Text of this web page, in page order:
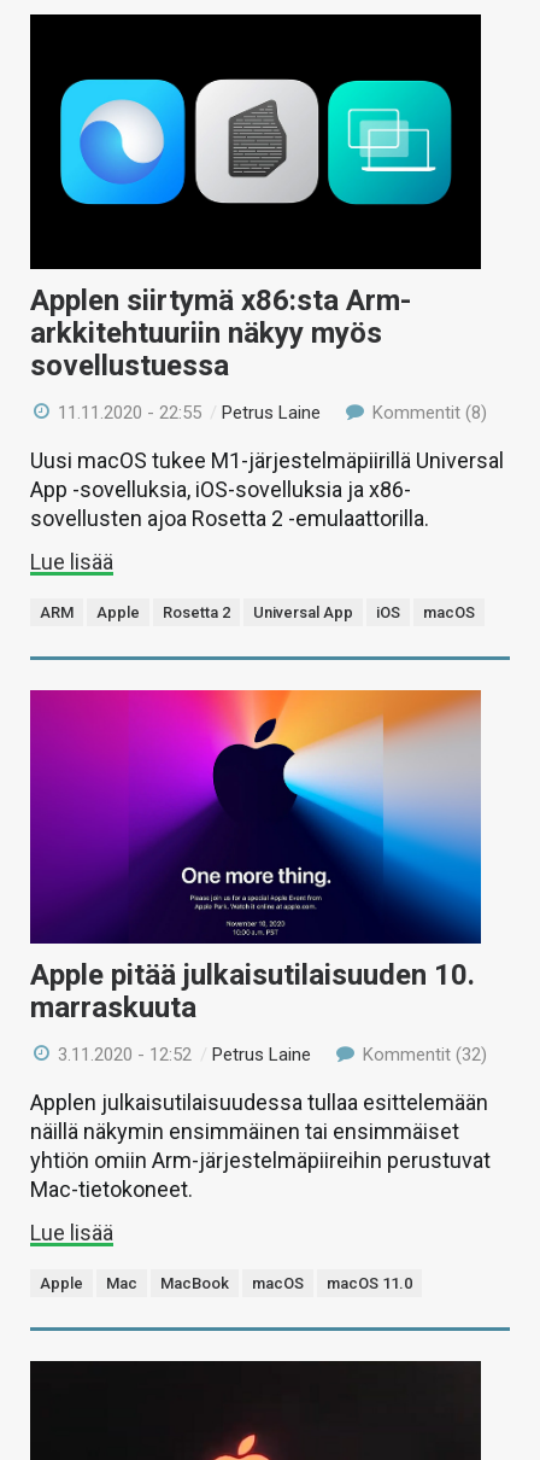
Applen siirtymä x86:sta Arm-
arkkitehtuuriin näkyy myös
sovellustuessa
11.11.2020 - 22:55 /Petrus Laine Kommentit (8)
Uusi macOS tukee M1-järjestelmäpiirillä Universal
App -sovelluksia, iOS-sovelluksia ja x86-
sovellusten ajoa Rosetta 2 -emulaattorilla.
Lue lisää
ARM Apple Rosetta 2 Universal App iOS macOS
Apple pitää julkaisutilaisuuden 10.
marraskuuta
3.11.2020 - 12:52 /Petrus Laine Kommentit (32)
Applen julkaisutilaisuudessa tullaa esittelemään
näillä näkymin ensimmäinen tai ensimmäiset
yhtiön omiin Arm-järjestelmäpiireihin perustuvat
Mac-tietokoneet.
Lue lisää
Apple Mac MacBook macOS macOS 11.0